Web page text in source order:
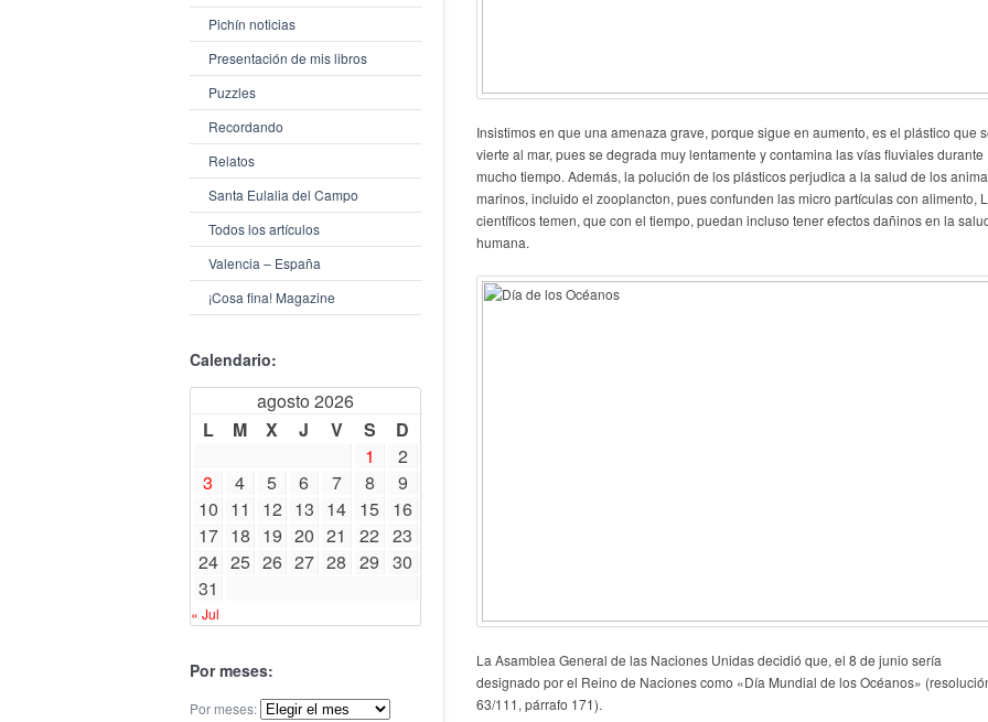
Pichín noticias
Presentación de mis libros
Puzzles
Recordando
Relatos
Santa Eulalia del Campo
Todos los artículos
Valencia – España
¡Cosa fina! Magazine
Calendario:
agosto 2026
L
M X J V S
D
1
2
3
4 5 6 7 8
9
10 11 12 13 14 15 16
17 18 19 20 21 22 23
24 25 26 27 28 29 30
31
« Jul
Por meses:
Por meses:
Insistimos en que una amenaza grave, porque sigue en aumento, es el plástico que
vierte al mar, pues se degrada muy lentamente y contamina las vías fluviales durante
mucho tiempo. Además, la polución de los plásticos perjudica a la salud de los
marinos, incluido el zooplancton, pues confunden las micro partículas con alimento,
científicos temen, que con el tiempo, puedan incluso tener efectos dañinos en la
humana.
La Asamblea General de las Naciones Unidas decidió que, el 8 de junio sería
designado por el Reino de Naciones como «Día Mundial de los Océanos»
63/111, párrafo 171).